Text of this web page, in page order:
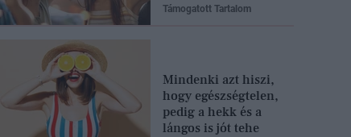
Támogatott Tartalom
Mindenki azt hiszi,
hogy egészségtelen,
pedig a hekk és a
lángos is jót tehe